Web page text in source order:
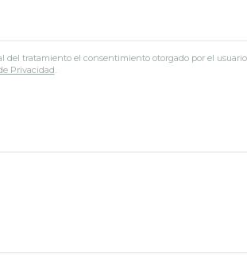
tratamiento el consentimiento otorgado por el
Privacidad.